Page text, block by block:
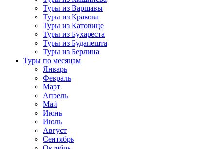
Туры из Варшавы
Туры из Кракова
Туры из Катовице
Туры из Бухареста
Туры из Будапешта
Туры из Берлина
Туры по месяцам
Январь
Февраль
Март
Апрель
Май
Июнь
Июль
Август
Сентябрь